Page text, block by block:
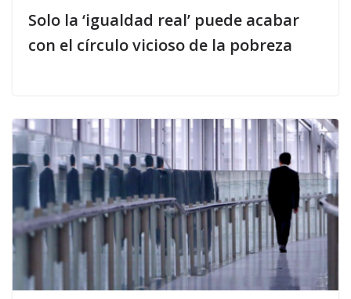
Solo la ‘igualdad real’ puede acabar
con el círculo vicioso de la pobreza